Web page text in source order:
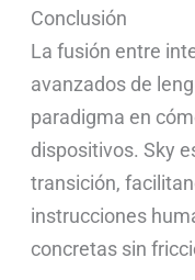
Conclusión
La fusión entre
avanzados de
paradigma en
dispositivos. Sky
transición,
instrucciones
concretas sin